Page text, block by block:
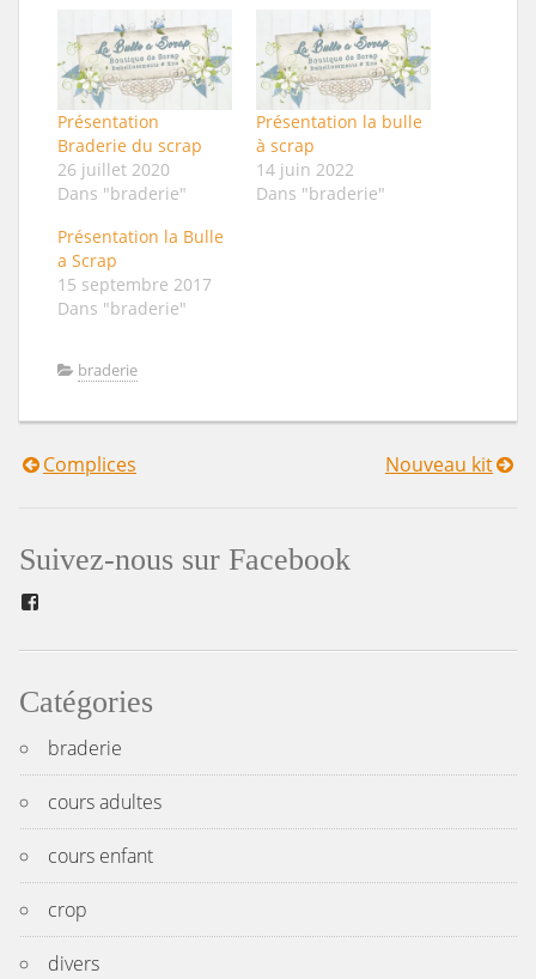
Présentation
Braderie du scrap
26 juillet 2020
Dans "braderie"
Présentation la bulle
à scrap
14 juin 2022
Dans "braderie"
Présentation la Bulle
a Scrap
15 septembre 2017
Dans "braderie"
braderie
Navigation
l’article
Complices Nouveau kit
Suivez-nous sur Facebook
Catégories
braderie
cours adultes
cours enfant
crop
divers